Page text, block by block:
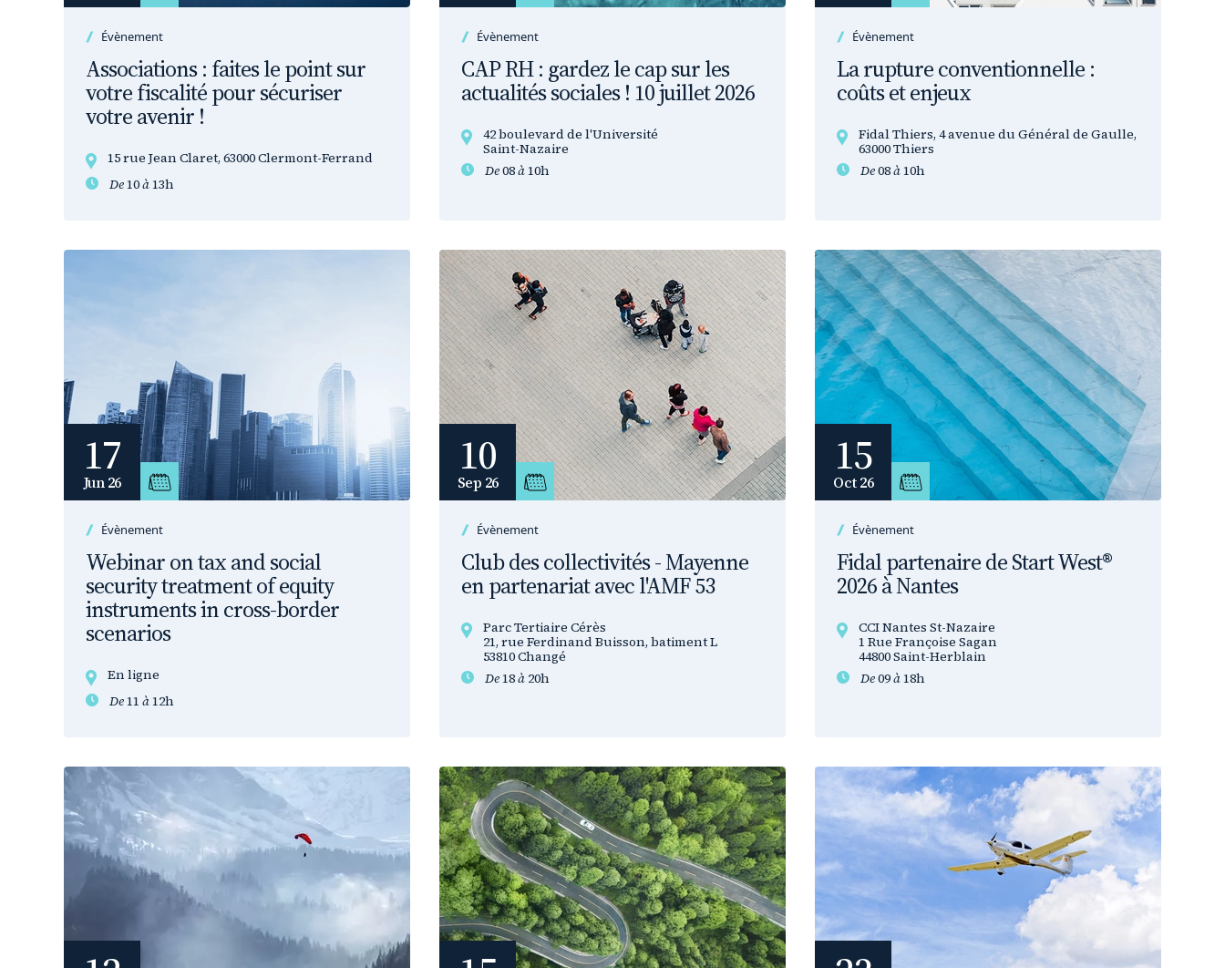
Évènement
Associations : faites le point sur
votre fiscalité pour sécuriser
votre avenir !
15 rue Jean Claret, 63000 Clermont-Ferrand
De10à13h
Évènement
CAP RH : gardez le cap sur les
actualités sociales ! 10 juillet 2026
42 boulevard de l'Université
Saint-Nazaire
De08à10h
Évènement
La rupture conventionnelle :
coûts et enjeux
Fidal Thiers, 4 avenue du Général de Gaulle,
63000 Thiers
De08à10h
17
Jun 26
Évènement
Webinar on tax and social
security treatment of equity
instruments in cross-border
scenarios
En ligne
De11 à12h
10
Sep 26
Évènement
Club des collectivités - Mayenne
en partenariat avec l'AMF 53
Parc Tertiaire Cérès
21, rue Ferdinand Buisson, batiment L
53810 Changé
De18à 20h
15
Oct 26
Évènement
Fidal partenaire de Start West®
2026 à Nantes
CCI Nantes St-Nazaire
1 Rue Françoise Sagan
44800 Saint-Herblain
De09à18h